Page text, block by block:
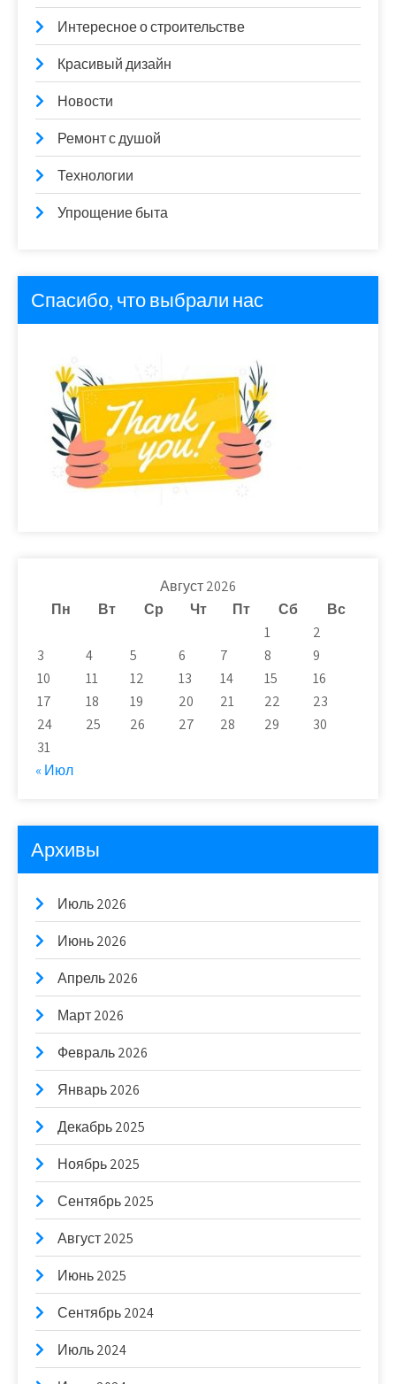
Интересное о строительстве
Красивый дизайн
Новости
Ремонт с душой
Технологии
Упрощение быта
Спасибо, что выбрали нас
Август 2026
Пн
Вт Ср Чт Пт Сб
Вс
1
2
3
4 5 6 7 8
9
10
11 12 13 14 15
16
17
18 19 20 21 22
23
24
25 26 27 28 29
30
31
« Июл
Архивы
Июль 2026
Июнь 2026
Апрель 2026
Март 2026
Февраль 2026
Январь 2026
Декабрь 2025
Ноябрь 2025
Сентябрь 2025
Август 2025
Июнь 2025
Сентябрь 2024
Июль 2024